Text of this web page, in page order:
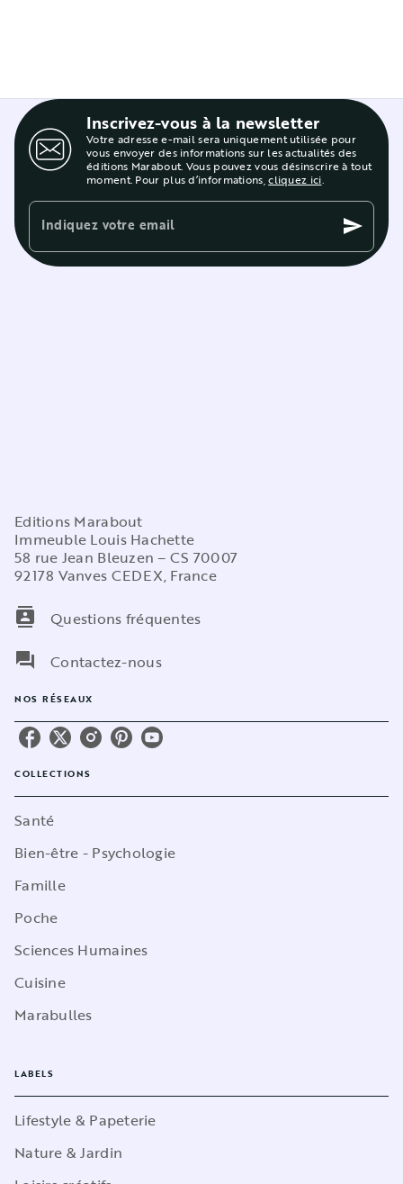
Inscrivez-vous à la newsletter
Votre adresse e-mail sera uniquement utilisée pour
vous envoyer des informations sur les actualités des
éditions Marabout. Vous pouvez vous désinscrire à tout
moment. Pour plus d’informations,cliquez ici.
Indiquez votre email send
Editions Marabout
Immeuble Louis Hachette
58 rue Jean Bleuzen – CS 70007
92178 Vanves CEDEX, France
contacts
Questions fréquentes
question_answer
Contactez-nous
NOS RÉSEAUX
COLLECTIONS
Santé
Bien-être - Psychologie
Famille
Poche
Sciences Humaines
Cuisine
Marabulles
LABELS
Lifestyle & Papeterie
Nature & Jardin